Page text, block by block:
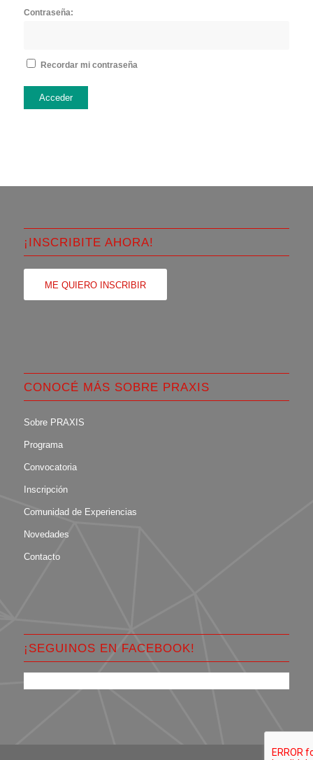
Contraseña:
Recordar mi contraseña
Acceder
¡INSCRIBITE AHORA!
ME QUIERO INSCRIBIR
CONOCÉ MÁS SOBRE PRAXIS
Sobre PRAXIS
Programa
Convocatoria
Inscripción
Comunidad de Experiencias
Novedades
Contacto
¡SEGUINOS EN FACEBOOK!